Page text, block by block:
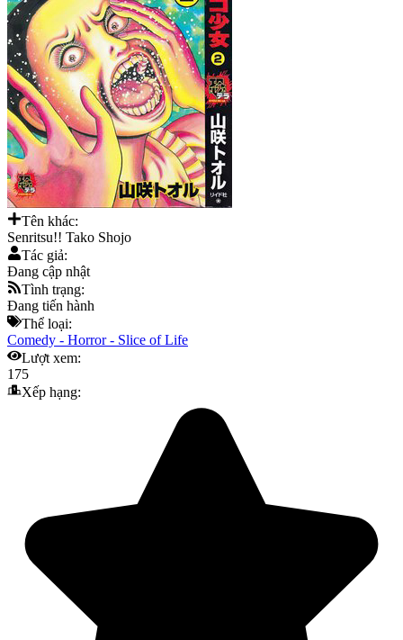
Tên khác:
Senritsu!! Tako Shojo
Tác giả:
Đang cập nhật
Tình trạng:
Đang tiến hành
Thể loại:
Comedy - Horror - Slice of Life
Lượt xem:
175
Xếp hạng: